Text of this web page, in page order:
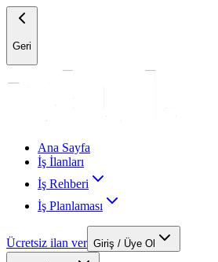
Geri
Ana Sayfa
İş İlanları
İş Rehberi
İş Planlaması
Ücretsiz ilan ver Giriş / Üye Ol